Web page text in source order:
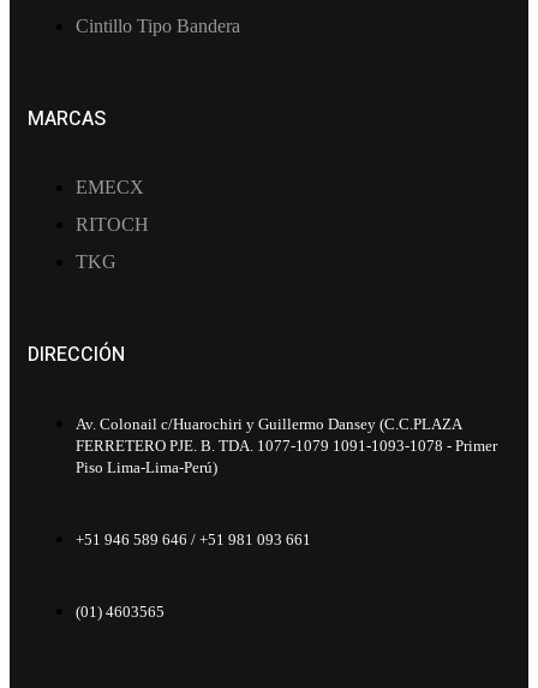
Cintillo Tipo Bandera
MARCAS
EMECX
RITOCH
TKG
DIRECCIÓN
Av. Colonail c/Huarochiri y Guillermo Dansey (C.C.PLAZA
FERRETERO PJE. B. TDA. 1077-1079 1091-1093-1078 - Primer
Piso Lima-Lima-Perú)
+51 946 589 646 / +51 981 093 661
(01) 4603565